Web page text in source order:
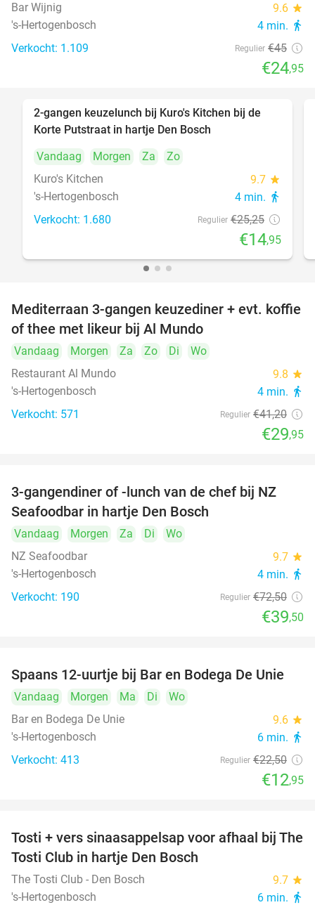
Bar Wijnig
9.6 star
's-Hertogenbosch 4 min. directions_walk
Verkocht: 1.109 Regulier €45
€24,95
2-gangen keuzelunch bij Kuro's Kitchen bij de
Korte Putstraat in hartje Den Bosch
Vandaag
Morgen Za
Zo
Kuro's Kitchen
9.7 star
's-Hertogenbosch 4 min. directions_walk
Verkocht: 1.680 Regulier €25,25
€14,95
27%
Mediterraan 3-gangen keuzediner + evt. koffie
of thee met likeur bij Al Mundo
Vandaag Morgen Za Zo Di
Wo
Restaurant Al Mundo
9.8 star
's-Hertogenbosch 4 min. directions_walk
Verkocht: 571 Regulier €41,20
€29,95
46%
3-gangendiner of -lunch van de chef bij NZ
Seafoodbar in hartje Den Bosch
Vandaag Morgen Za Di
Wo
NZ Seafoodbar
9.7 star
's-Hertogenbosch 4 min. directions_walk
Verkocht: 190 Regulier €72,50
€39,50
42%
Spaans 12-uurtje bij Bar en Bodega De Unie
Vandaag Morgen Ma Di
Wo
Bar en Bodega De Unie
9.6 star
's-Hertogenbosch 6 min. directions_walk
Verkocht: 413 Regulier €22,50
€12,95
49%
Tosti + vers sinaasappelsap voor afhaal bij The
Tosti Club in hartje Den Bosch
The Tosti Club - Den Bosch 9.7 star
's-Hertogenbosch 6 min. directions_walk